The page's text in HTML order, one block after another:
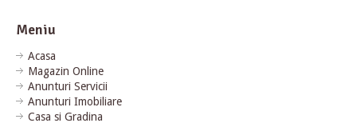
Meniu
Acasa
Magazin Online
Anunturi Servicii
Anunturi Imobiliare
Casa si Gradina